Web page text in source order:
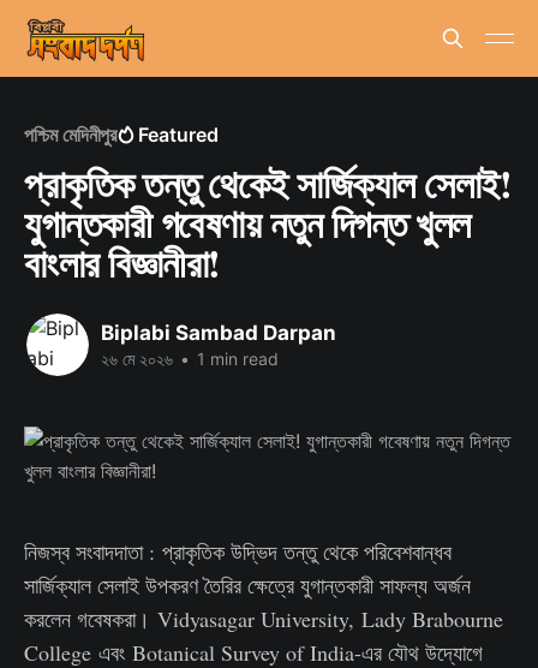
পশ্চিম মেদিনীপুর Featured
প্রাকৃতিক তন্তু থেকেই সার্জিক্যাল সেলাই!
যুগান্তকারী গবেষণায় নতুন দিগন্ত খুলল
বাংলার বিজ্ঞানীরা!
Biplabi Sambad Darpan
২৬ মে ২০২৬ • 1 min read
নিজস্ব সংবাদদাতা : প্রাকৃতিক উদ্ভিদ তন্তু থেকে পরিবেশবান্ধব
সার্জিক্যাল সেলাই উপকরণ তৈরির ক্ষেত্রে যুগান্তকারী সাফল্য অর্জন
করলেন গবেষকরা। Vidyasagar University, Lady Brabourne
College এবং Botanical Survey of India-এর যৌথ উদ্যোগে